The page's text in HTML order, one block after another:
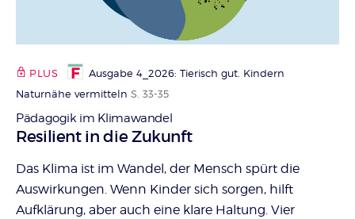
PLUS
Ausgabe 4_2026: Tierisch gut. Kindern
Naturnähe vermitteln S. 33-35
Pädagogik im Klimawandel
:
Resilient in die Zukunft
Das Klima ist im Wandel, der Mensch spürt die
Auswirkungen. Wenn Kinder sich sorgen, hilft
Aufklärung, aber auch eine klare Haltung. Vier